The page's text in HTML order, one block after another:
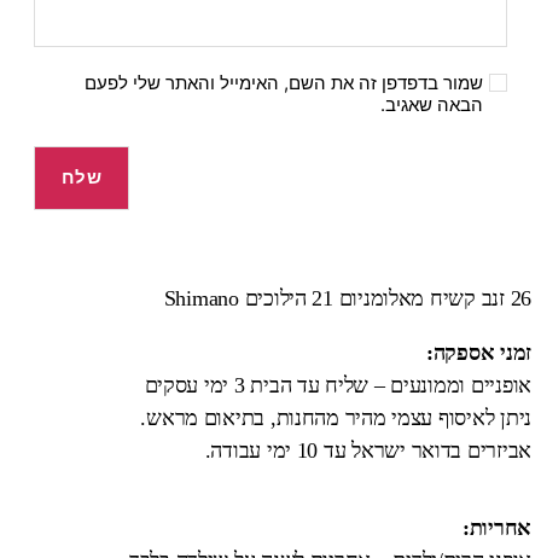
שמור בדפדפן זה את השם, האימייל והאתר שלי לפעם
הבאה שאגיב.
26 זנב קשיח מאלומניום 21 הילוכים Shimano
זמני אספקה:
אופניים וממונעים – שליח עד הבית 3 ימי עסקים
ניתן לאיסוף עצמי מהיר מהחנות, בתיאום מראש.
אביזרים בדואר ישראל עד 10 ימי עבודה.
אחריות: